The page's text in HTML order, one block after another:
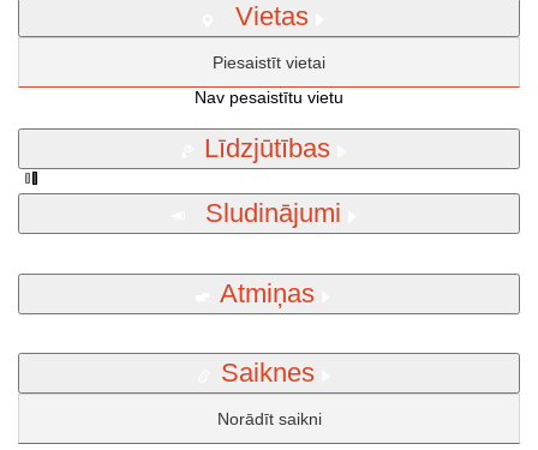
Vietas
Piesaistīt vietai
Nav pesaistītu vietu
Līdzjūtības
Sludinājumi
Atmiņas
Saiknes
Norādīt saikni